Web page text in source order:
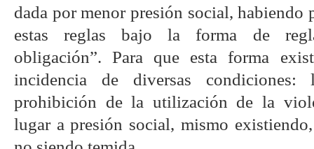
dada por menor presión social, habiendo
estas reglas bajo la forma de
obligación”. Para que esta forma
incidencia de diversas
prohibición de la utilización de la
lugar a presión social, mismo